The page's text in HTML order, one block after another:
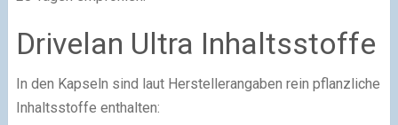
Drivelan Ultra Inhaltsstoffe
In den Kapseln sind laut Herstellerangaben rein pflanzliche
Inhaltsstoffe enthalten: